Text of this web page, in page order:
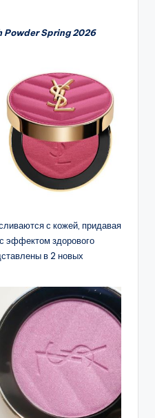
Powder Spring 2026
с кожей, придавая
эффектом здорового
в 2 новых